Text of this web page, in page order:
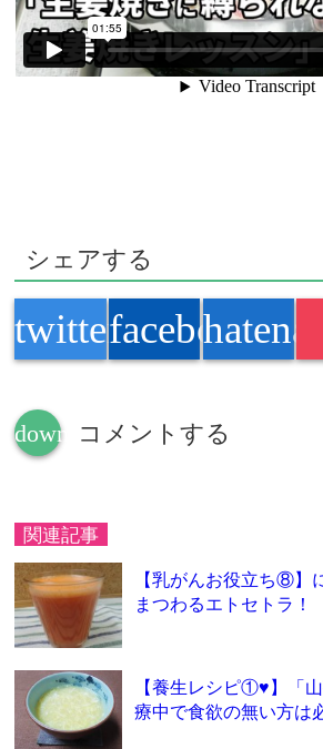
シェアする
twitterfacebook
down コメントする
関連記事
【乳がんお役立ち⑧】
まつわるエトセトラ！
【養生レシピ①♥】「
療中で食欲の無い方は